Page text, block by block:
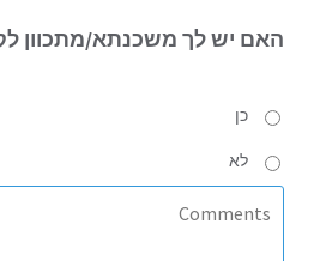
האם יש לך משכנתא/מתכוון
כן
לא